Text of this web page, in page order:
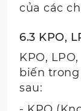
của các
6.3 KPO,
KPO,
biến
sau: